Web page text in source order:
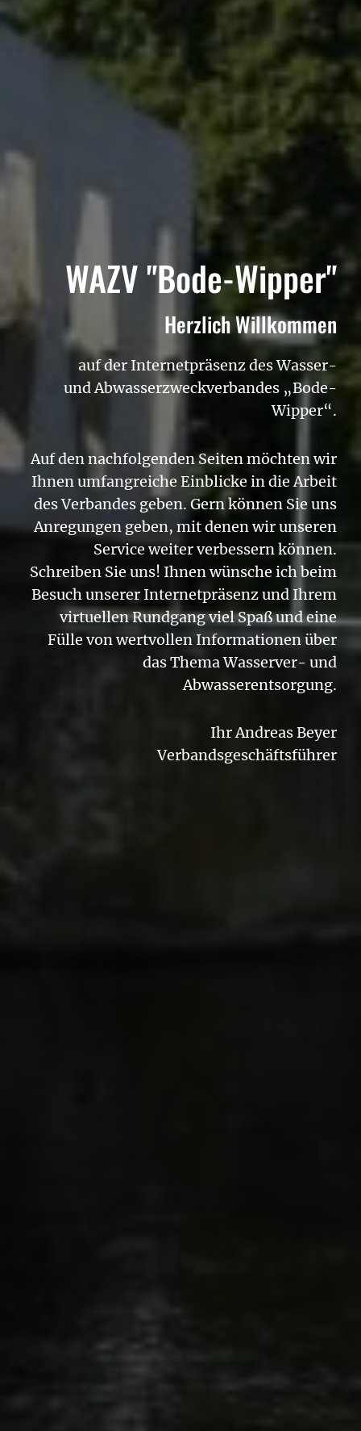
WAZV "Bode-Wipper"
Herzlich Willkommen
auf der Internetpräsenz des Wasser-
und Abwasserzweckverbandes „Bode-
Wipper“.
Auf den nachfolgenden Seiten möchten wir
Ihnen umfangreiche Einblicke in die Arbeit
des Verbandes geben. Gern können Sie uns
Anregungen geben, mit denen wir unseren
Service weiter verbessern können.
Schreiben Sie uns! Ihnen wünsche ich beim
Besuch unserer Internetpräsenz und Ihrem
virtuellen Rundgang viel Spaß und eine
Fülle von wertvollen Informationen über
das Thema Wasserver- und
Abwasserentsorgung.
Ihr Andreas Beyer
Verbandsgeschäftsführer